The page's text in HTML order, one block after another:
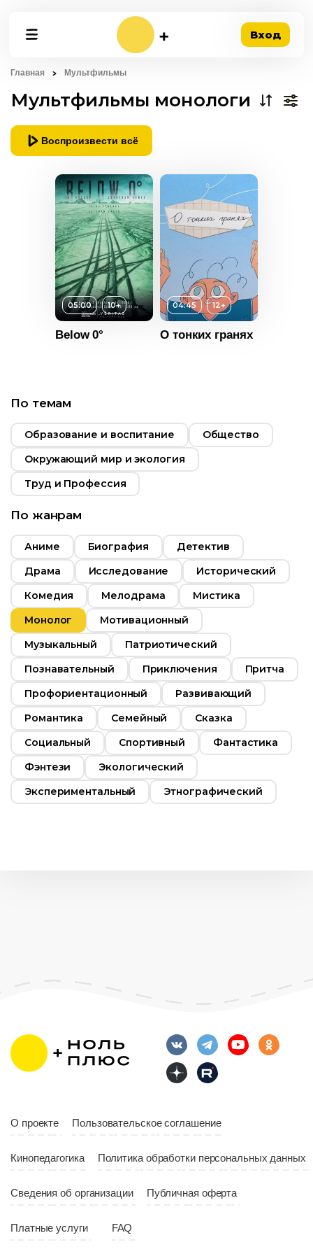
Вход
Главная Мультфильмы
Мультфильмы монологи
Воспроизвести всё
Коста-Рика
05:00 10+
Below 0°
Возраст 12+
Длительность
04:45
Год
Страна Россия
04:45 12+
О тонких гранях
По темам
Образование и воспитание
Общество
Окружающий мир и экология
Труд и Профессия
По жанрам
Аниме Биография
Детектив
Драма
Исследование
Исторический
Комедия
Мелодрама
Мистика
Монолог
Мотивационный
Музыкальный
Патриотический
Познавательный
Приключения
Притча
Профориентационный
Развивающий
Романтика
Семейный
Сказка
Социальный
Спортивный
Фантастика
Фэнтези
Экологический
Экспериментальный
Этнографический
О проекте Пользовательское соглашение
Кинопедагогика Политика обработки персональных данных
Сведения об организации Публичная оферта
Платные услуги FAQ